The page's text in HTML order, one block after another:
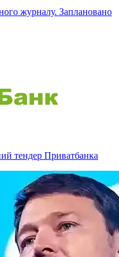
журналу. Заплановано
тендер Приватбанка